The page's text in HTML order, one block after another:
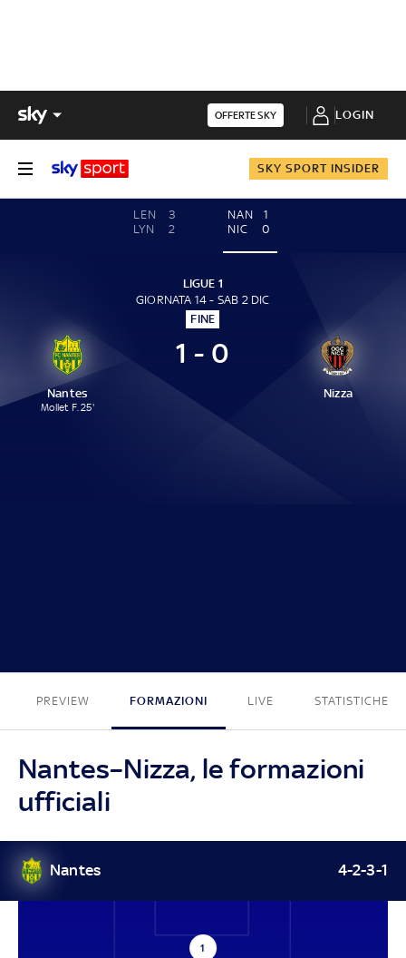
OFFERTE SKY LOGIN
SKY SPORT INSIDER
LEN
3
LYN
2
NAN
1
NIC
0
LIGUE 1
GIORNATA 14 - SAB 2 DIC
FINE
Nantes
Mollet F. 25'
1 - 0
Nizza
PREVIEW FORMAZIONI LIVE STATISTICHE
Nantes–Nizza, le formazioni
ufficiali
Nantes 4-2-3-1
1